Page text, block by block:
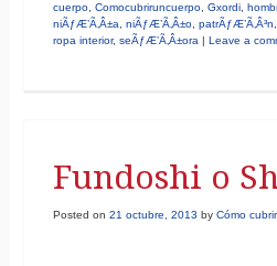
cuerpo, Comocubriruncuerpo, Gxordi,
niÃƒÆ’Ã‚Â±a, niÃƒÆ’Ã‚Â±o, patrÃƒÆ’Ã‚Â³n,
ropa interior, seÃƒÆ’Ã‚Â±ora | Leave a
Fundoshi o
Posted on 21 octubre, 2013 by Cómo